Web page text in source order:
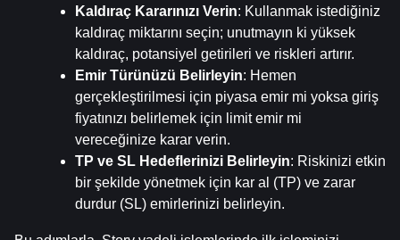
Kaldıraç Kararınızı Verin: Kullanmak istediğiniz
kaldıraç miktarını seçin; unutmayın ki yüksek
kaldıraç, potansiyel getirileri ve riskleri artırır.
Emir Türünüzü Belirleyin: Hemen
gerçekleştirilmesi için piyasa emir mi yoksa giriş
fiyatınızı belirlemek için limit emir mi
vereceğinize karar verin.
TP ve SL Hedeflerinizi Belirleyin: Riskinizi etkin
bir şekilde yönetmek için kar al (TP) ve zarar
durdur (SL) emirlerinizi belirleyin.